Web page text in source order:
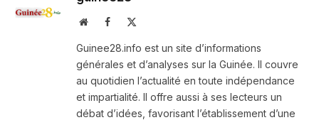
WebsiteFacebook
Guinee28.info est un site d’informations
générales et d’analyses sur la Guinée. Il couvre
au quotidien l’actualité en toute indépendance
et impartialité. Il offre aussi à ses lecteurs un
débat d’idées, favorisant l’établissement d’une